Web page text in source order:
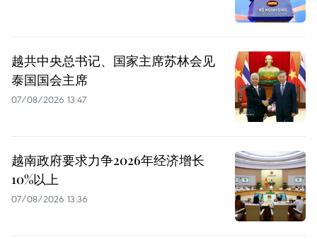
越共中央总书记、国家主席苏林会见
泰国国会主席
07/08/2026 13:47
越南政府要求力争2026年经济增长
10%以上
07/08/2026 13:36